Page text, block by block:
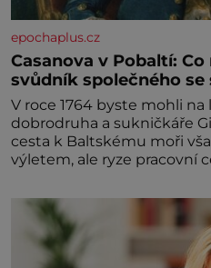
epochaplus.cz
Casanova v Pobaltí:
svůdník společného
V roce 1764 byste mohli
dobrodruha a sukničkáře
cesta k Baltskému moři
výletem, ale ryze pracovní
procházel uličkami
kontaktoval tamní
oblasti žádným nováčkem,